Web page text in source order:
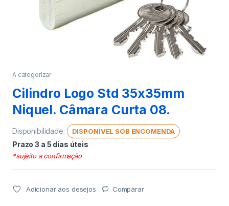
A categorizar
Cilindro Logo Std 35x35mm
Niquel. Câmara Curta 08.
Disponibilidade: DISPONÍVEL SOB ENCOMENDA
Prazo 3 a 5 dias úteis
*sujeito a confirmação
Adicionar aos desejos Comparar